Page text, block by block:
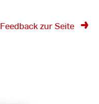
Feedback zur Seite